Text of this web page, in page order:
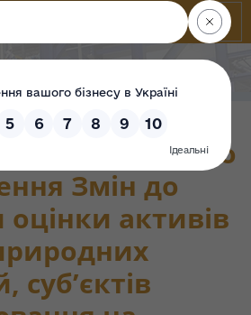
ФДМУ «Про
Змін до
активів
суб’єктів